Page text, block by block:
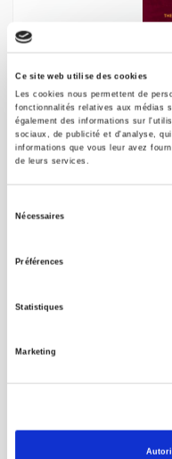
Ce site web utilise des cookies
Les cookies nous permettent de
fonctionnalités relatives aux médias
également des informations sur
sociaux, de publicité et d'analyse,
informations que vous leur avez
de leurs services.
Nécessaires
Préférences
Statistiques
Marketing
MEDITERRA 2008
the Future of
Atlas de la